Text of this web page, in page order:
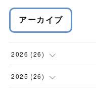
アーカイブ
2026 (26)
(1)
2025 (26)